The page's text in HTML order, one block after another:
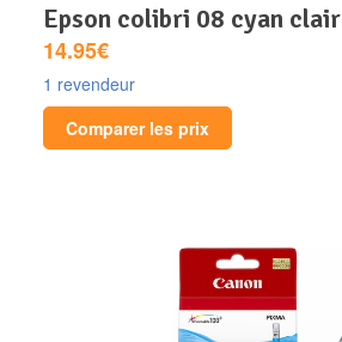
epson colibri 08 cyan clair
14.95€
1 revendeur
Comparer les prix